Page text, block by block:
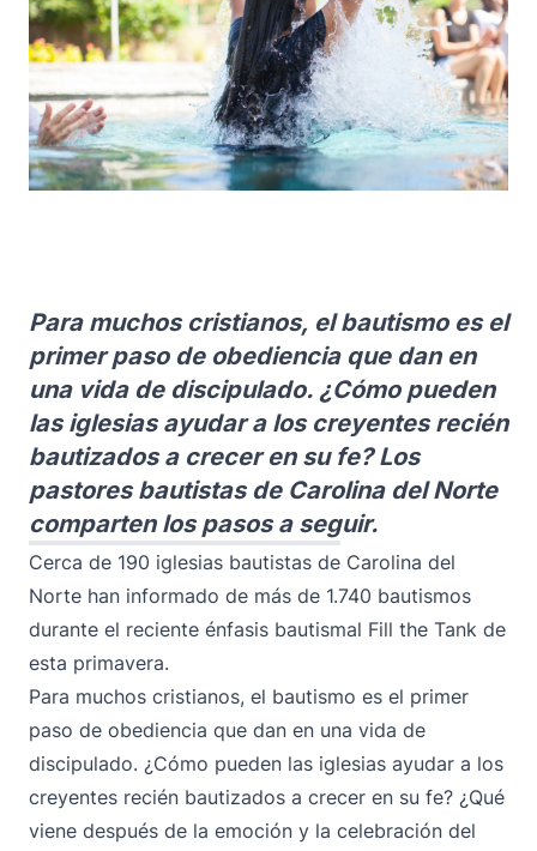
Para muchos cristianos, el bautismo es el
primer paso de obediencia que dan en
una vida de discipulado. ¿Cómo pueden
las iglesias ayudar a los creyentes recién
bautizados a crecer en su fe? Los
pastores bautistas de Carolina del Norte
comparten los pasos a seguir.
Cerca de 190 iglesias bautistas de Carolina del
Norte han informado de más de 1.740 bautismos
durante el reciente énfasis bautismal Fill the Tank de
esta primavera.
Para muchos cristianos, el bautismo es el primer
paso de obediencia que dan en una vida de
discipulado. ¿Cómo pueden las iglesias ayudar a los
creyentes recién bautizados a crecer en su fe? ¿Qué
viene después de la emoción y la celebración del